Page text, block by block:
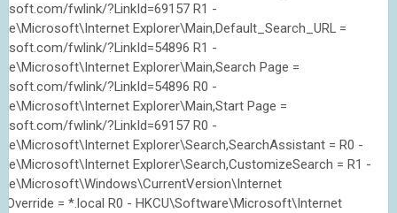
fwlink/?LinkId=69157 R1 -
Explorer\Main,Default_Search_URL =
fwlink/?LinkId=54896 R1 -
Explorer\Main,Search Page =
fwlink/?LinkId=54896 R0 -
Explorer\Main,Start Page =
fwlink/?LinkId=69157 R0 -
Explorer\Search,SearchAssistant = R0 -
Explorer\Search,CustomizeSearch = R1 -
= *.local R0 - HKCU\Software\Microsoft\Internet